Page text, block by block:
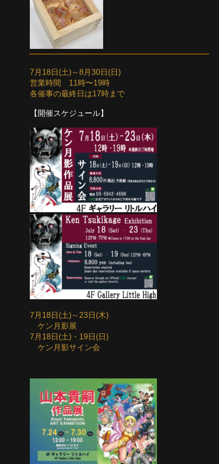
7月18日(土)～8月30日(日)
営業時間 11時〜19時
各催事の最終日は17時まで
【開催スケジュール】
7月18日(土)～23日(木)
ケン月影展
7月18日(土)・19日(日)
ケン月影サイン会